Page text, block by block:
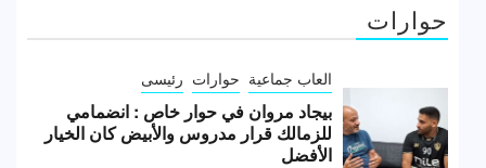
حوارات
العاب جماعية حوارات رئيسى
بيجاد مروان في حوار خاص : انضمامي
للزمالك قرار مدروس والأبيض كان الخيار
الأفضل